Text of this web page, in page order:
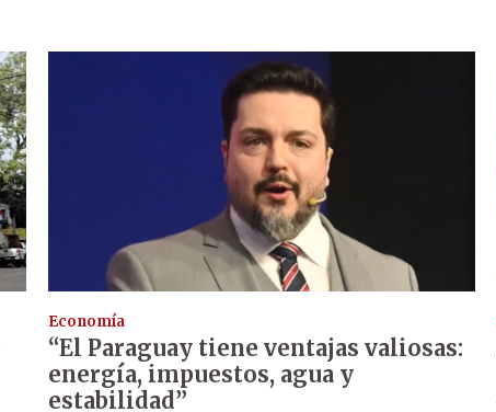
Economía
“El Paraguay tiene ventajas valiosas:
energía, impuestos, agua y
estabilidad”